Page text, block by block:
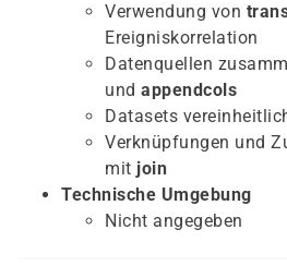
Verwendung von
Ereigniskorrelation
Datenquellen
und appendcols
Datasets
Verknüpfungen und
mit join
Technische Umgebung
Nicht angegeben